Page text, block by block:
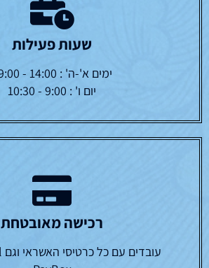
שעות פעילות
ימים א'-ה' : 14:00 - 19:00
יום ו' : 9:00 - 10:30
רכישה מאובטחת